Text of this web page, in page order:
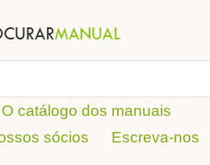
O catálogo dos manuais
sócios Escreva-nos